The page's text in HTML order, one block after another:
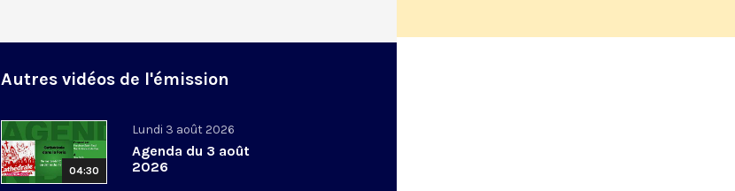
Autres vidéos de l'émission
04:30
Lundi 3 août 2026
Agenda du 3 août
2026